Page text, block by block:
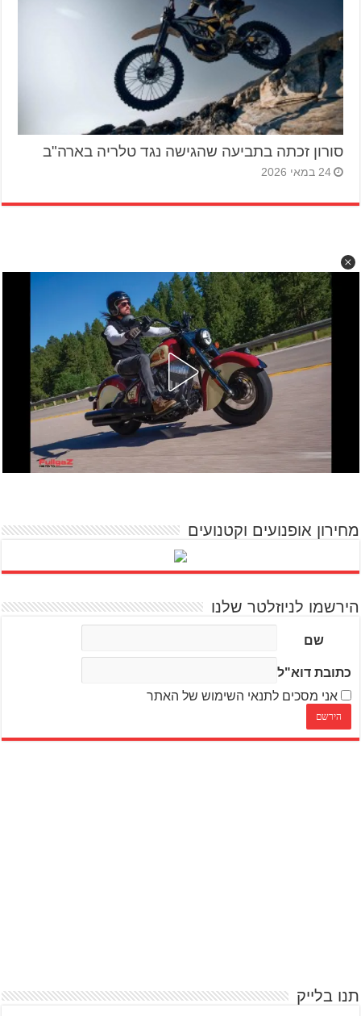
סורון זכתה בתביעה שהגישה נגד טלריה בארה"ב
24 במאי 2026
מחירון אופנועים וקטנועים
הירשמו לניוזלטר שלנו
שם
כתובת דוא"ל
אני מסכים לתנאי השימוש של האתר
תנו בלייק